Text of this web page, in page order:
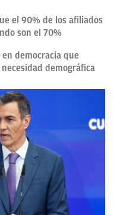
el 90% de los afiliados
son el 70%
democracia que
demográfica